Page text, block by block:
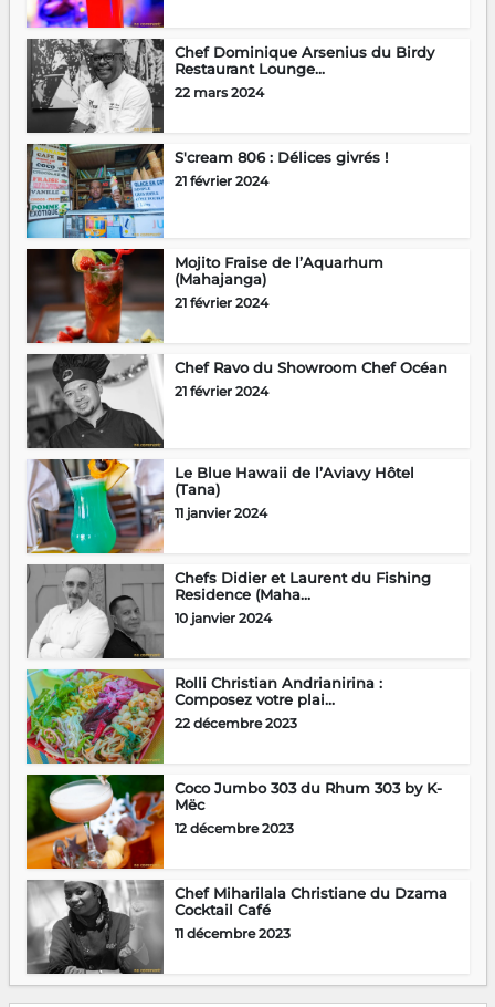
Chef Dominique Arsenius du Birdy
Restaurant Lounge...
22 mars 2024
S'cream 806 : Délices givrés !
21 février 2024
Mojito Fraise de l’Aquarhum
(Mahajanga)
21 février 2024
Chef Ravo du Showroom Chef Océan
21 février 2024
Le Blue Hawaii de l’Aviavy Hôtel
(Tana)
11 janvier 2024
Chefs Didier et Laurent du Fishing
Residence (Maha...
10 janvier 2024
Rolli Christian Andrianirina :
Composez votre plai...
22 décembre 2023
Coco Jumbo 303 du Rhum 303 by K-
Mëc
12 décembre 2023
Chef Miharilala Christiane du Dzama
Cocktail Café
11 décembre 2023